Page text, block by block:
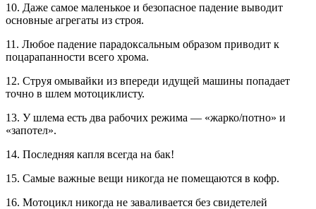
10. Даже самое маленькое и безопасное падение выводит
основные агрегаты из строя.
11. Любое падение парадоксальным образом приводит к
поцарапанности всего хрома.
12. Струя омывайки из впереди идущей машины попадает
точно в шлем мотоциклисту.
13. У шлема есть два рабочих режима — «жарко/потно» и
«запотел».
14. Последняя капля всегда на бак!
15. Самые важные вещи никогда не помещаются в кофр.
16. Мотоцикл никогда не заваливается без свидетелей